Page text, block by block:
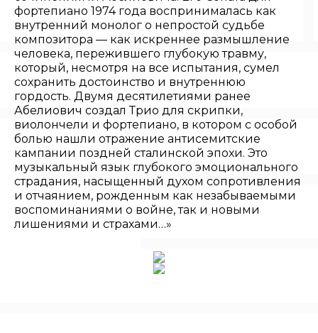
фортепиано 1974 года воспринималась как
внутренний монолог о непростой судьбе
композитора — как искреннее размышление
человека, пережившего глубокую травму,
который, несмотря на все испытания, сумел
сохранить достоинство и внутреннюю
гордость. Двумя десятилетиями ранее
Абелиович создал Трио для скрипки,
виолончели и фортепиано, в котором с особой
болью нашли отражение антисемитские
кампании поздней сталинской эпохи. Это
музыкальный язык глубокого эмоционального
страдания, насыщенный духом сопротивления
и отчаянием, рожденным как незабываемыми
воспоминаниями о войне, так и новыми
лишениями и страхами…»